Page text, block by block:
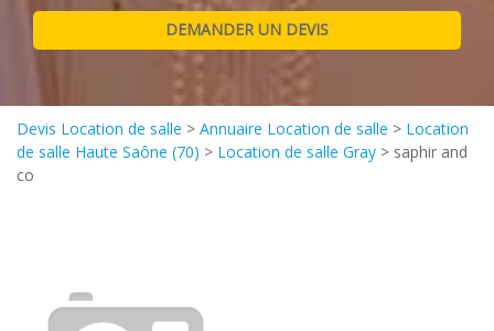
Devis Location de salle > Annuaire Location de salle > Location
de salle Haute Saône (70) > Location de salle Gray > saphir and
co